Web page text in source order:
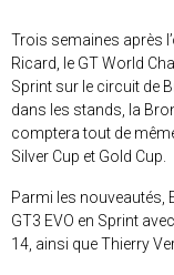
Trois semaines après
Ricard, le GT World
Sprint sur le circuit de
dans les stands, la
comptera tout de
Silver Cup et Gold Cup.
Parmi les nouveautés,
GT3 EVO en Sprint
14, ainsi que Thierry